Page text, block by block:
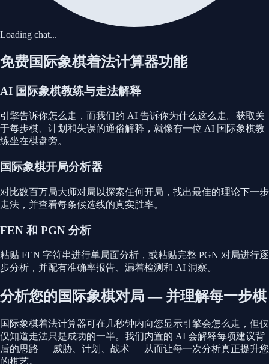
Loading chat...
免费国际象棋着法计算器功能
AI 国际象棋教练与走法解释
引擎告诉你怎么走，而我们的 AI 告诉你为什么这么走。获取关
于每步棋、计划和失误的通俗解释，就像有一位 AI 国际象棋教
练坐在棋盘旁。
国际象棋开局分析器
对比数百万局大师对局以探索任何开局，找出最佳的理论下一步
走法，并查看每条候选线的真实胜率。
FEN 和 PGN 分析
粘贴 FEN 字符串进行单局面分析，或粘贴完整 PGN 对局进行逐
步分析，并配有准确率报告、漏着检测和 AI 洞察。
分析您的国际象棋对局 — 并理解每一步棋
国际象棋着法计算器可在几秒钟内向您显示引擎会怎么走，但仅
仅知道走法只是成功的一半。我们内置的 AI 会解释每项建议背
后的思路 — 威胁、计划、战术 — 从而让每一次分析真正提升您
的棋艺。